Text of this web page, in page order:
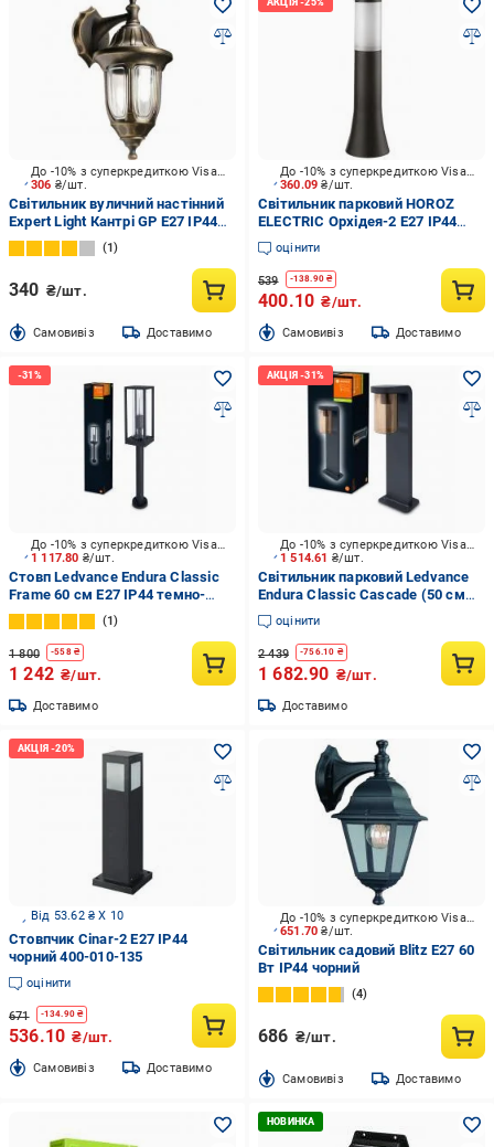
306 ₴/шт.
До -10% з суперкредиткою Visa Вигода
Світильник вуличний настінний
Expert Light Кантрі GP E27 IP44
антична латунь GAR-1427-TEП
1
340 ₴/шт.
Cамовивіз Доставимо
360.09₴/шт.
До -10% з суперкредиткою Visa Вигода
Світильник парковий HOROZ
ELECTRIC Орхідея-2 E27 IP44
чорний 400-000-122
оцінити
539 -138.90₴
400.10 ₴/шт.
Cамовивіз Доставимо
1 117.80 ₴/шт.
До -10% з суперкредиткою Visa Вигода
Стовп Ledvance Endura Classic
Frame 60 см E27 IP44 темно-
сірий
1
1 800 -558₴
1 242 ₴/шт.
Доставимо
1 514.61 ₴/шт.
До -10% з суперкредиткою Visa Вигода
Світильник парковий Ledvance
Endura Classic Cascade (50 см
бурштин) E27 IP44 темно-сірий
оцінити
2 439 -756.10 ₴
1 682.90 ₴/шт.
Доставимо
Від 53.62 ₴ X 10
Стовпчик Cinar-2 E27 IP44
чорний 400-010-135
оцінити
671 -134.90 ₴
536.10 ₴/шт.
Cамовивіз Доставимо
651.70₴/шт.
До -10% з суперкредиткою Visa Вигода
Світильник садовий Blitz E27 60
Вт IP44 чорний
4
686 ₴/шт.
Cамовивіз Доставимо